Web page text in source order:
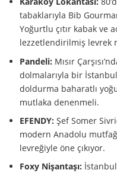
tabaklarıyla Bib
Yoğurtlu çıtır kabak ve
lezzetlendirilmiş levrek
Pandeli: Mısır
dolmalarıyla bir
doldurma baharatlı
mutlaka denenmeli.
EFENDY:Şef Somer
modern Anadolu
levreğiyle öne çıkıyor.
Foxy Nişantaşı: